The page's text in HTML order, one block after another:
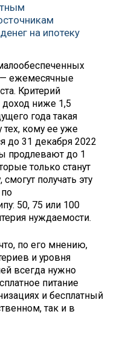
на ипотеку
— ежемесячные
Критерий
доход ниже 1,5
года такая
тех, кому ее уже
до 31 декабря 2022
продлевают до 1
только станут
получать эту
50, 75 или 100
нуждаемости.
по его мнению,
и уровня
всегда нужно
питание
и бесплатный
так и в